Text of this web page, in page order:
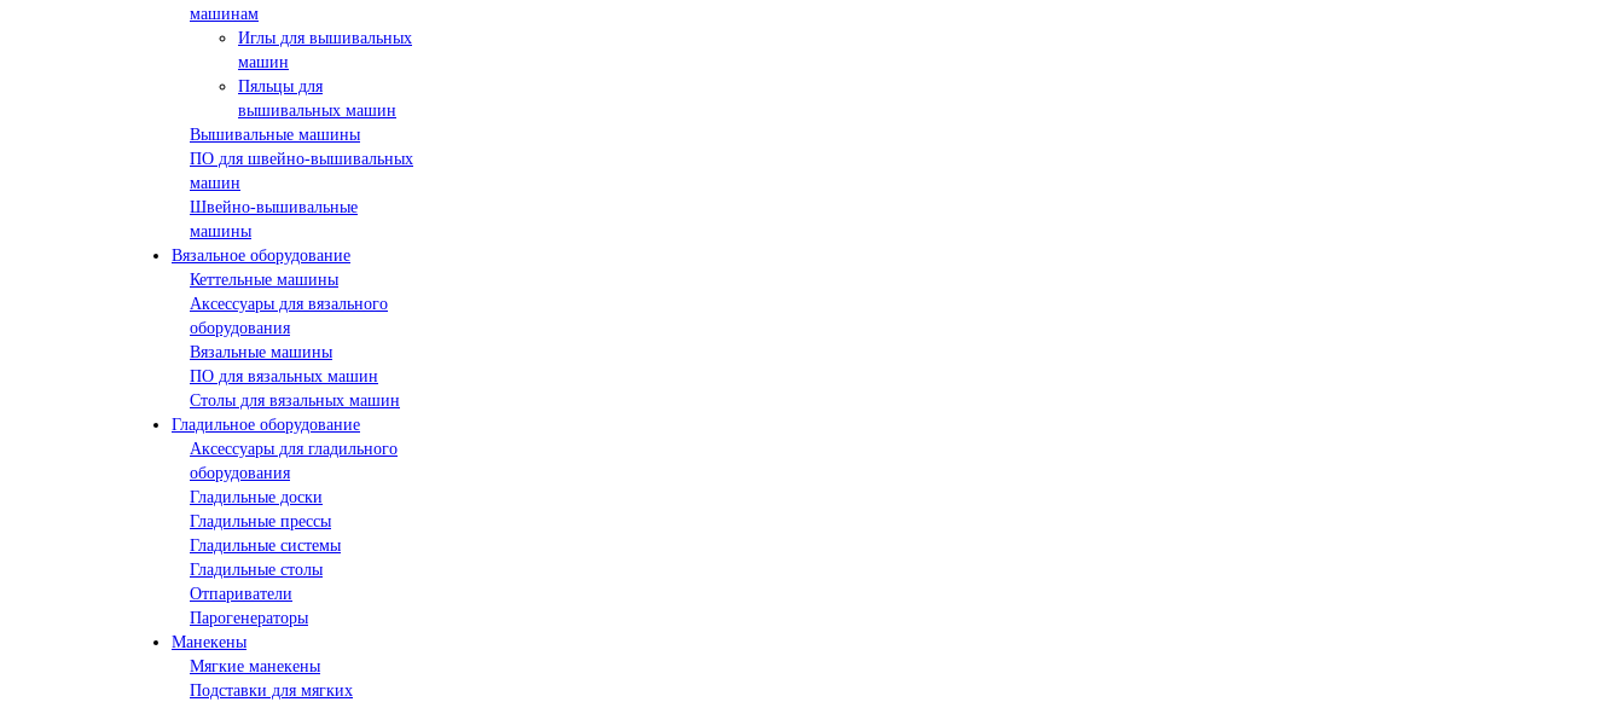
машинам
Иглы для вышивальных
машин
Пяльцы для
вышивальных машин
Вышивальные машины
ПО для швейно-вышивальных
машин
Швейно-вышивальные
машины
Вязальное оборудование
Кеттельные машины
Аксессуары для вязального
оборудования
Вязальные машины
ПО для вязальных машин
Столы для вязальных машин
Гладильное оборудование
Аксессуары для гладильного
оборудования
Гладильные доски
Гладильные прессы
Гладильные системы
Гладильные столы
Отпариватели
Парогенераторы
Манекены
Мягкие манекены
Подставки для мягких